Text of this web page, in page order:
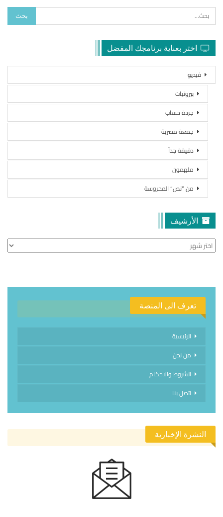
اختر بعناية برنامجك المفضل
فيديو
بيروتيات
جردة حساب
جمعة مصرية
دقيقة جداً
ملهمون
من “نص” المحروسة
الأرشيف
الأرشيف
تعرف الى المنصة
الرئيسية
من نحن
الشروط والاحكام
اتصل بنا
النشرة الإخبارية